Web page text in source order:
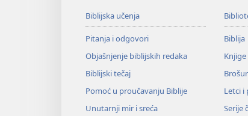
Biblijska učenja
Pitanja i odgovori
Objašnjenje biblijskih redaka
Biblijski tečaj
Pomoć u proučavanju Biblije
Unutarnji mir i sreća
Biblija
Knjige
Letci i
Serije